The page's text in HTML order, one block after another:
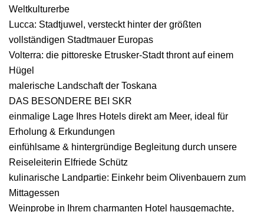
Weltkulturerbe
Lucca: Stadtjuwel, versteckt hinter der größten
vollständigen Stadtmauer Europas
Volterra: die pittoreske Etrusker-Stadt thront auf einem
Hügel
malerische Landschaft der Toskana
DAS BESONDERE BEI SKR
einmalige Lage Ihres Hotels direkt am Meer, ideal für
Erholung & Erkundungen
einfühlsame & hintergründige Begleitung durch unsere
Reiseleiterin Elfriede Schütz
kulinarische Landpartie: Einkehr beim Olivenbauern zum
Mittagessen
Weinprobe in Ihrem charmanten Hotel hausgemachte,